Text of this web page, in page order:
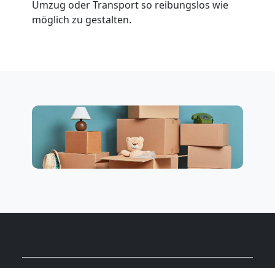
Umzug oder Transport so reibungslos wie
möglich zu gestalten.